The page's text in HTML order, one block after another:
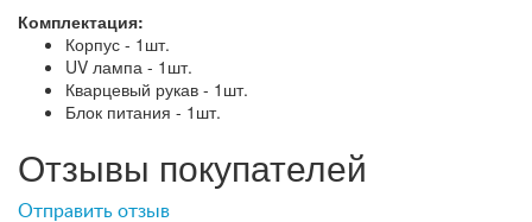
Комплектация:
Корпус - 1шт.
UV лампа - 1шт.
Кварцевый рукав - 1шт.
Блок питания - 1шт.
Отзывы покупателей
Отправить отзыв